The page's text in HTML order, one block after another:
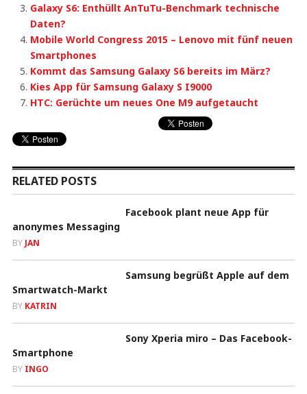
Galaxy S6: Enthüllt AnTuTu-Benchmark technische
Daten?
Mobile World Congress 2015 – Lenovo mit fünf neuen
Smartphones
Kommt das Samsung Galaxy S6 bereits im März?
Kies App für Samsung Galaxy S I9000
HTC: Gerüchte um neues One M9 aufgetaucht
RELATED POSTS
Facebook plant neue App für
anonymes Messaging
BY JAN
Samsung begrüßt Apple auf dem
Smartwatch-Markt
BY KATRIN
Sony Xperia miro – Das Facebook-
Smartphone
BY INGO